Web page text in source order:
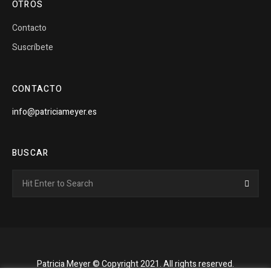
OTROS
Contacto
Suscríbete
CONTACTO
info@patriciameyer.es
BUSCAR
for:
Patricia Meyer © Copyright 2021. All rights reserved.